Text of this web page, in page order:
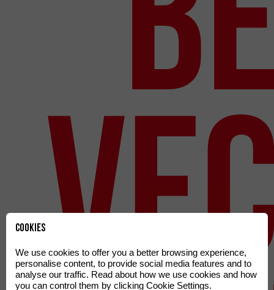
Cookies
We use cookies to offer you a better browsing experience,
personalise content, to provide social media features and to
analyse our traffic. Read about how we use cookies and how
you can control them by clicking Cookie Settings.